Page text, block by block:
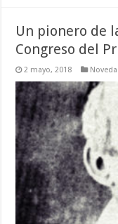
Un pionero de
Congreso del
2 mayo, 2018